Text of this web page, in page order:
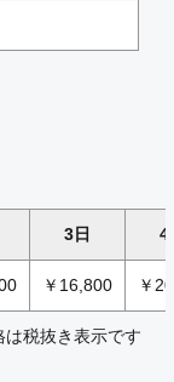
3日 4
￥16,800 ￥
税抜き表示です